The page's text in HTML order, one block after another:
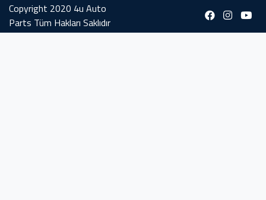
Copyright 2020 4u Auto
Parts Tüm Hakları Saklıdır